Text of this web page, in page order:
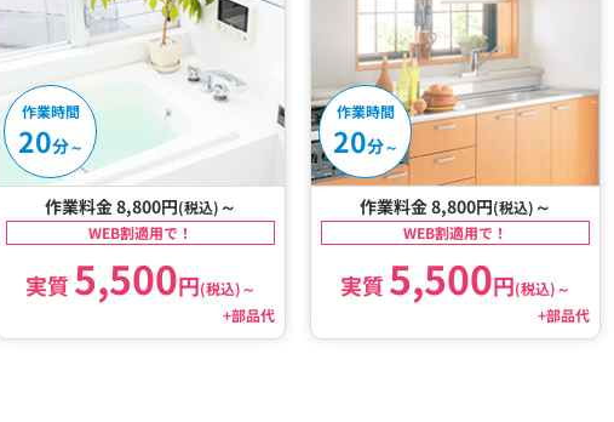
作業時間
20分～
作業料金 8,800円(税込) ～
WEB割適用で！
実質 5,500円(税込)～
+部品代
作業時間
20分～
作業料金 8,800円(税込) ～
WEB割適用で！
実質 5,500円(税込)～
+部品代